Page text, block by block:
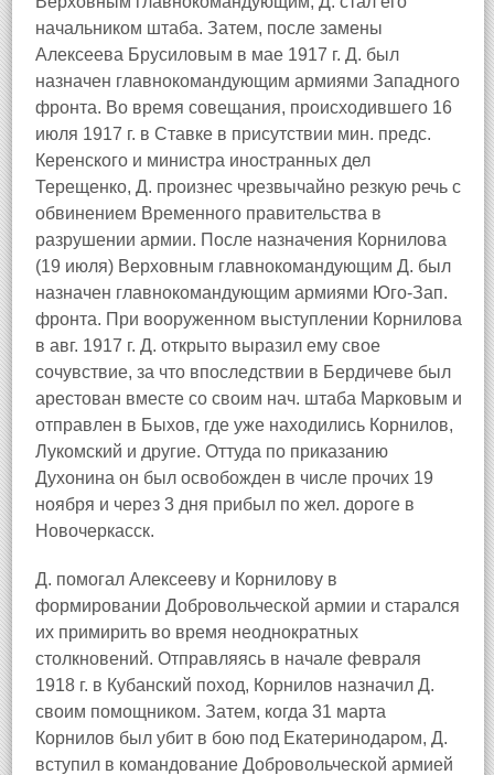
начальником штаба. Затем, после замены
Алексеева Брусиловым в мае 1917 г. Д. был
назначен главнокомандующим армиями Западного
фронта. Во время совещания, происходившего 16
июля 1917 г. в Ставке в присутствии мин. предс.
Керенского и министра иностранных дел
Терещенко, Д. произнес чрезвычайно резкую речь с
обвинением Временного правительства в
разрушении армии. После назначения Корнилова
(19 июля) Верховным главнокомандующим Д. был
назначен главнокомандующим армиями Юго‑Зап.
фронта. При вооруженном выступлении Корнилова
в авг. 1917 г. Д. открыто выразил ему свое
сочувствие, за что впоследствии в Бердичеве был
арестован вместе со своим нач. штаба Марковым и
отправлен в Быхов, где уже находились Корнилов,
Лукомский и другие. Оттуда по приказанию
Духонина он был освобожден в числе прочих 19
ноября и через 3 дня прибыл по жел. дороге в
Новочеркасск.
Д. помогал Алексееву и Корнилову в
формировании Добровольческой армии и старался
их примирить во время неоднократных
столкновений. Отправляясь в начале февраля
1918 г. в Кубанский поход, Корнилов назначил Д.
своим помощником. Затем, когда 31 марта
Корнилов был убит в бою под Екатеринодаром, Д.
вступил в командование Добровольческой армией